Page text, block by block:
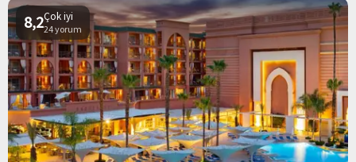
Çok iyi
24 yorum
8,2